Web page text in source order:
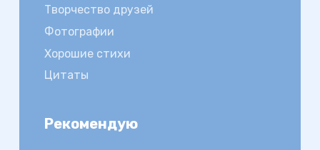
Творчество друзей
Фотографии
Хорошие стихи
Цитаты
Рекомендую